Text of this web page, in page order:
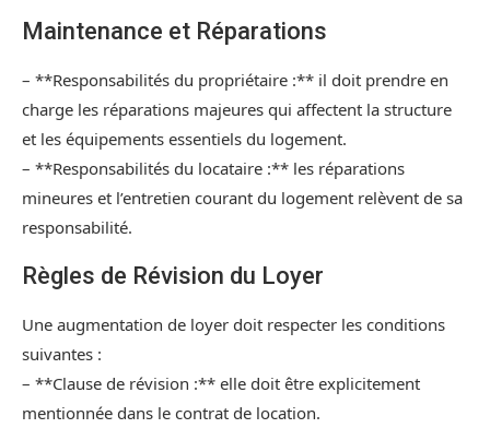
Maintenance et Réparations
– **Responsabilités du propriétaire :** il doit prendre en
charge les réparations majeures qui affectent la structure
et les équipements essentiels du logement.
– **Responsabilités du locataire :** les réparations
mineures et l’entretien courant du logement relèvent de sa
responsabilité.
Règles de Révision du Loyer
Une augmentation de loyer doit respecter les conditions
suivantes :
– **Clause de révision :** elle doit être explicitement
mentionnée dans le contrat de location.